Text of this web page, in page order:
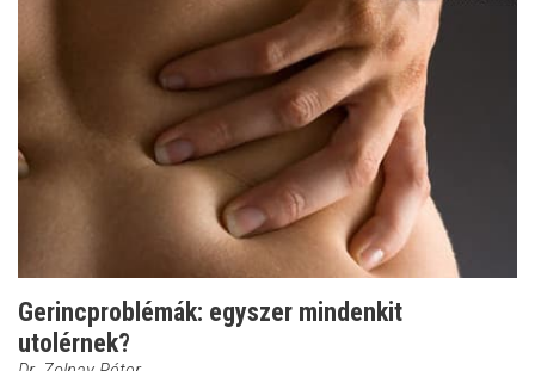
Gerincproblémák: egyszer mindenkit
utolérnek?